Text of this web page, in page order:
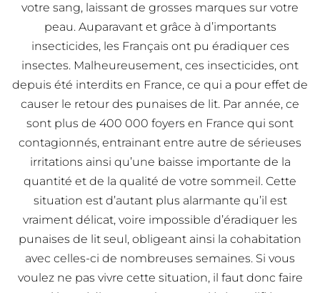
votre sang, laissant de grosses marques sur votre
peau. Auparavant et grâce à d’importants
insecticides, les Français ont pu éradiquer ces
insectes. Malheureusement, ces insecticides, ont
depuis été interdits en France, ce qui a pour effet de
causer le retour des punaises de lit. Par année, ce
sont plus de 400 000 foyers en France qui sont
contagionnés, entrainant entre autre de sérieuses
irritations ainsi qu’une baisse importante de la
quantité et de la qualité de votre sommeil. Cette
situation est d’autant plus alarmante qu’il est
vraiment délicat, voire impossible d’éradiquer les
punaises de lit seul, obligeant ainsi la cohabitation
avec celles-ci de nombreuses semaines. Si vous
voulez ne pas vivre cette situation, il faut donc faire